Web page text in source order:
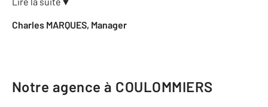
Charles MARQUES, Manager
Notre agence à COULOMMIERS